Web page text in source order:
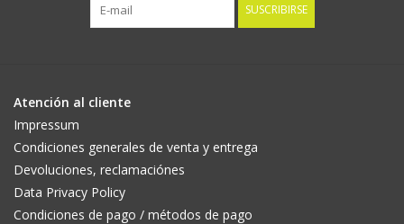
SUSCRIBIRSE
Atención al cliente
Impressum
Condiciones generales de venta y entrega
Devoluciones, reclamaciónes
Data Privacy Policy
Condiciones de pago / métodos de pago